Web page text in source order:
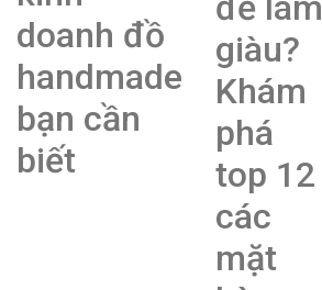
doanh đồ
handmade
bạn cần
biết
giàu?
Khám
phá
top 12
các
mặt